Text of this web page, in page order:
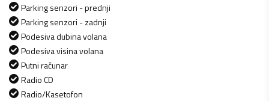
Parking senzori - prednji
Parking senzori - zadnji
Podesiva dubina volana
Podesiva visina volana
Putni računar
Radio CD
Radio/Kasetofon